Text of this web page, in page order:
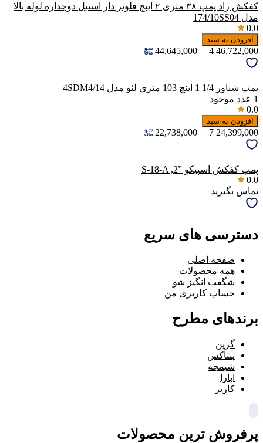
کفکش راد پمپ ۳۸ متری ۲ اینچ فلوتر دار استیل دوجداره لوله بالا
مدل 174/10SS04
0.0
افزودن به سبد
46,722,000
4
44,645,000
پمپ شناور 1/4 1 اينچ 103 متري لئو مدل 4SDM4/14
1 عدد موجود
0.0
افزودن به سبد
24,399,000
7
22,738,000
پمپ کفکش اسپیکو ‎S-18-A ,2”‎
0.0
تماس بگیرید
دسترسی های سریع
صفحه اصلی
همه محصولات
شگفت انگیز شو
حساب کاربری من
برندهای مطرح
گرین
پنتاکس
شیمجه
ابارا
کاریز
پرفروش ترین محصولات